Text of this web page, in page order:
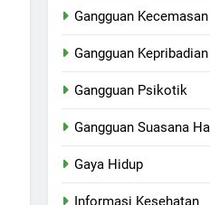
Gangguan Kecemasan
Gangguan Kepribadian
Gangguan Psikotik
Gangguan Suasana
Gaya Hidup
Informasi Kesehatan